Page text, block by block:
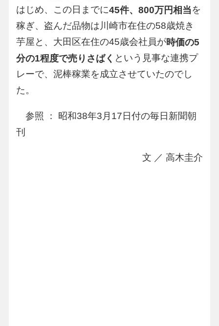
はじめ、この日までに45件、800万円相当を
稼ぎ、盗んだ品物は川崎市在住の58歳焼き
芋屋と、大田区在住の45歳会社員が時価の5
分の1程度で売りさばく という見事な連携プ
レーで、泥棒稼業を成立させていたのでし
た。
参照 ： 昭和38年3月17日付の毎日新聞朝
刊
文 ／ 高木圭介